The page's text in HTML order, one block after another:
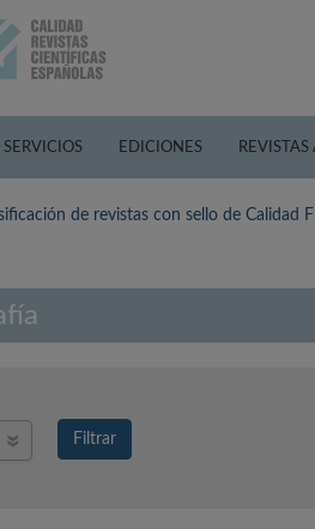
SERVICIOS EDICIONES
de revistas con sello de Calidad
Filtrar